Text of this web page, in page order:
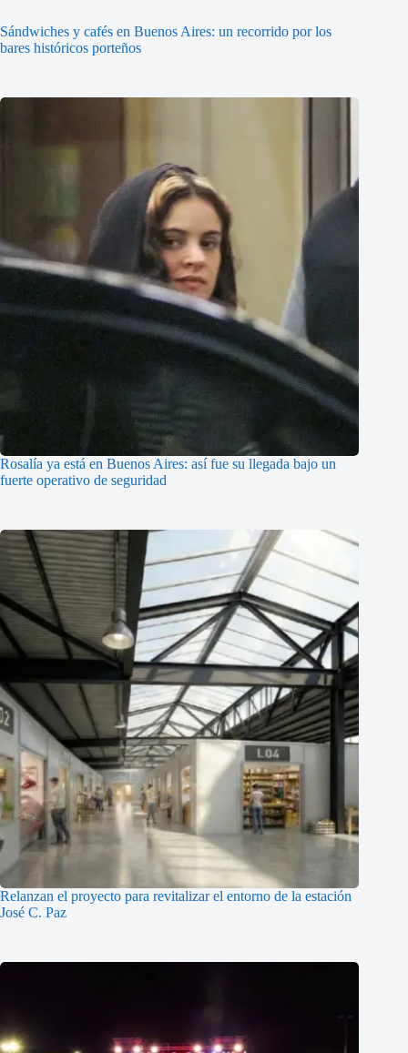
Sándwiches y cafés en Buenos Aires: un recorrido por los
bares históricos porteños
Rosalía ya está en Buenos Aires: así fue su llegada bajo un
fuerte operativo de seguridad
Relanzan el proyecto para revitalizar el entorno de la estación
José C. Paz